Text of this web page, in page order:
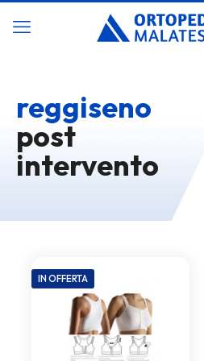
reggiseno
post
intervento
IN OFFERTA